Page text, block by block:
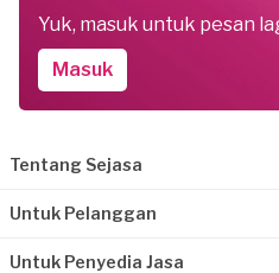
Yuk, masuk untuk pesan
Masuk
Tentang Sejasa
Untuk Pelanggan
Untuk Penyedia Jasa